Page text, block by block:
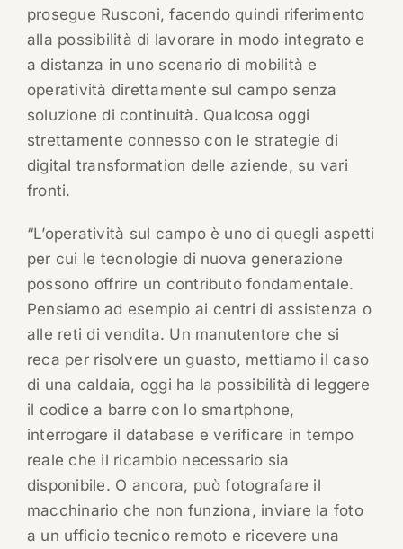
prosegue Rusconi, facendo quindi riferimento
alla possibilità di lavorare in modo integrato e
a distanza in uno scenario di mobilità e
operatività direttamente sul campo senza
soluzione di continuità. Qualcosa oggi
strettamente connesso con le strategie di
digital transformation delle aziende, su vari
fronti.
“L’operatività sul campo è uno di quegli aspetti
per cui le tecnologie di nuova generazione
possono offrire un contributo fondamentale.
Pensiamo ad esempio ai centri di assistenza o
alle reti di vendita. Un manutentore che si
reca per risolvere un guasto, mettiamo il caso
di una caldaia, oggi ha la possibilità di leggere
il codice a barre con lo smartphone,
interrogare il database e verificare in tempo
reale che il ricambio necessario sia
disponibile. O ancora, può fotografare il
macchinario che non funziona, inviare la foto
a un ufficio tecnico remoto e ricevere una